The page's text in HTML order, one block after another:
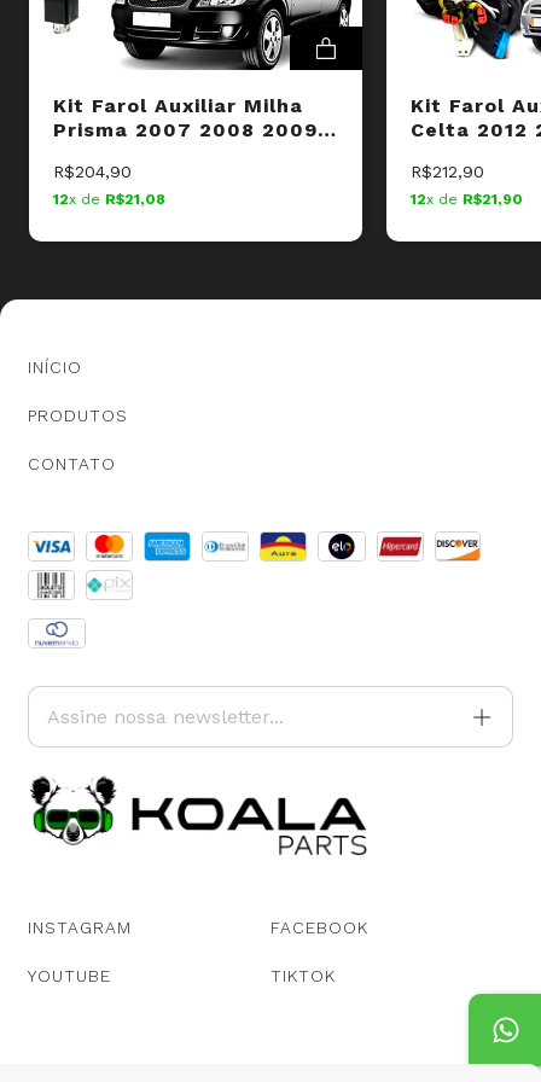
1 Botão Alternativo Colante
Chicotes e demais acessórios para instalação
Kit Farol Auxiliar Milha
Prisma 2007 2008 2009
R$204,90
12x de R$21,08
Kit Farol
Celta 2012
R$212,90
12x de R$21,90
INÍCIO
PRODUTOS
CONTATO
INSTAGRAM FACEBOOK
YOUTUBE TIKTOK